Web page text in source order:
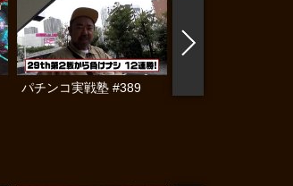
パチンコ実戦塾 #389